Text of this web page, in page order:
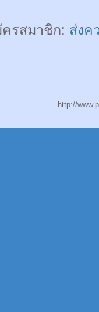
รสมาชิก: ส่งค
http://